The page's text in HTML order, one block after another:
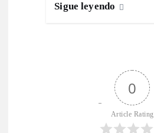
Sigue leyendo
0
Article Rating